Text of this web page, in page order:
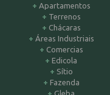
Apartamentos
Terrenos
Chácaras
Áreas Industriais
Comercias
Edicola
Sítio
Fazenda